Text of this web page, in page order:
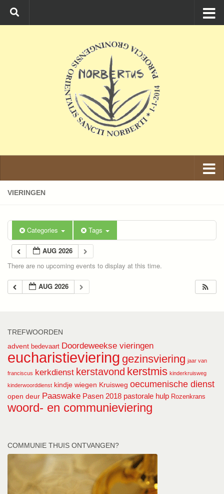
Ga naar de inhoud
VIERINGEN
Categories Tags
AUG 2026
There are no upcoming events to display at this time.
AUG 2026
TREFWOORDEN
advent bedevaart Doordeweekse vieringen
eucharistieviering gezinsviering jaar van
franciscus kerkdienst kerstavond kerstmis kinderkruisweg
kinderwoorddienst kindje wiegen Kruisweg oecumenische dienst
open deur Paaswake Pasen 2018 pastorale hulp Rozenkrans
woord- en communieviering
COMMUNIE THUIS ONTVANGEN?